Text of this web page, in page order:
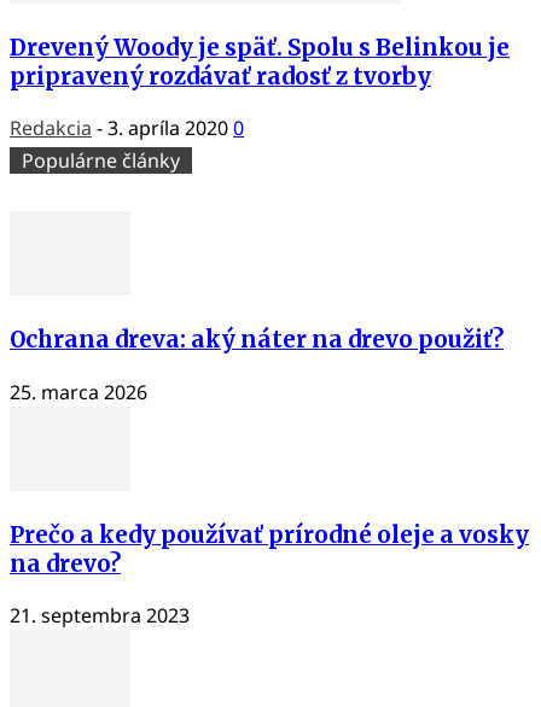
Drevený Woody je späť. Spolu s Belinkou je
pripravený rozdávať radosť z tvorby
Redakcia -3. apríla 20200
Populárne články
Ochrana dreva: aký náter na drevo použiť?
25. marca 2026
Prečo a kedy používať prírodné oleje a vosky
na drevo?
21. septembra 2023